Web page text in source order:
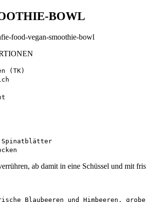
BOWL
(TK)
ab damit in eine Schüssel und mit
Blaubeeren und Himbeeren,